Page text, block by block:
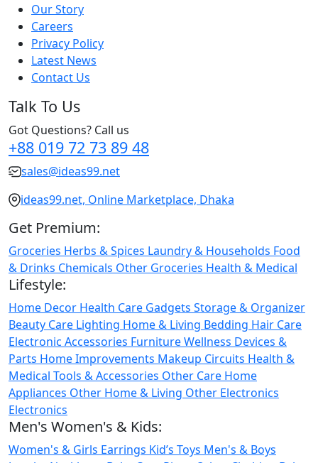
Our Story
Careers
Privacy Policy
Latest News
Contact Us
Talk To Us
Got Questions? Call us
+88 019 72 73 89 48
sales@ideas99.net
ideas99.net, Online Marketplace, Dhaka
Get Premium:
Groceries Herbs & Spices Laundry & Households Food
& Drinks Chemicals Other Groceries Health & Medical
Lifestyle:
Home Decor Health Care Gadgets Storage & Organizer
Beauty Care Lighting Home & Living Bedding Hair Care
Electronic Accessories FurnitureWellness Devices &
Parts Home Improvements Makeup Circuits Health &
Medical Tools & Accessories Other Care Home
Appliances Other Home & Living Other Electronics
Electronics
Men's Women's & Kids:
Women's & Girls Earrings Kid’s Toys Men's & Boys